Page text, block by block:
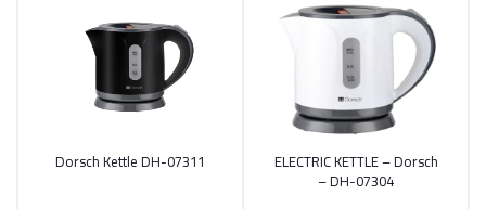
أضف إلى السلة
ELECTRIC KETTLE – Dorsch
– DH-07304
أضف إلى السلة
Dorsch Kettle DH-07311